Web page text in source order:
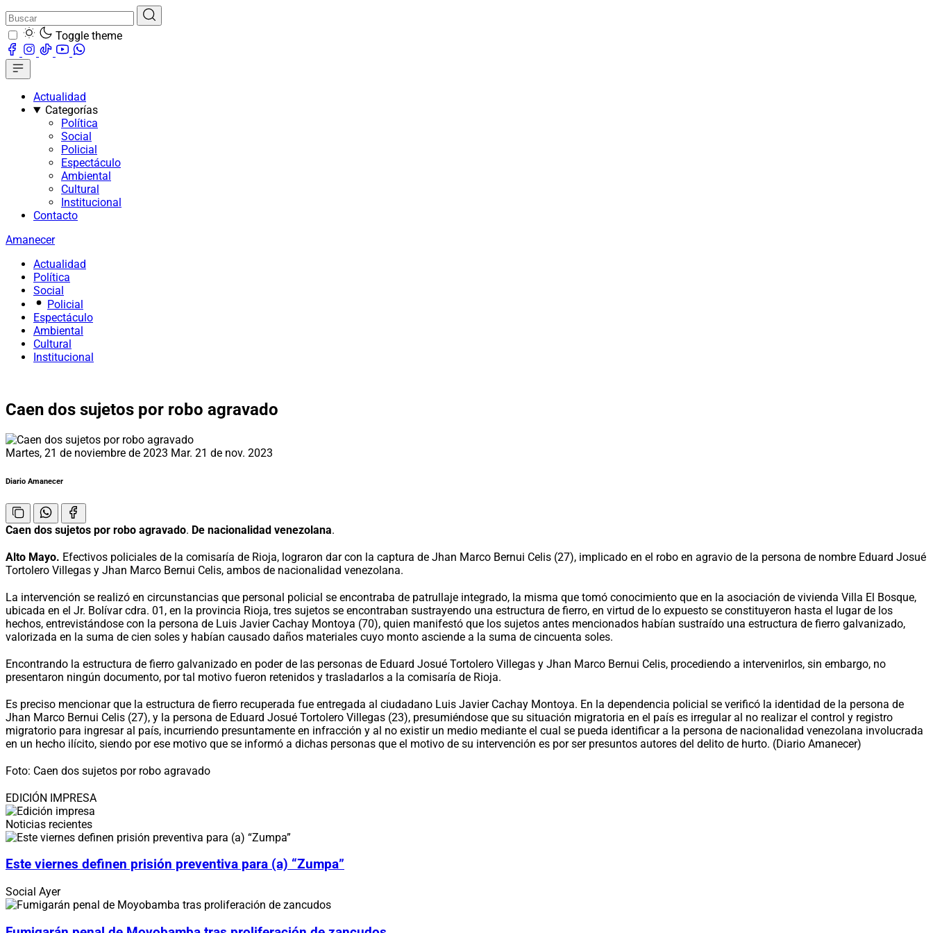
Toggle theme
Actualidad
Categorías
Política
Social
Policial
Espectáculo
Ambiental
Cultural
Institucional
Contacto
Amanecer
Actualidad
Política
Social
Policial
Espectáculo
Ambiental
Cultural
Institucional
Caen dos sujetos por robo agravado
Martes, 21 de noviembre de 2023 Mar. 21 de nov. 2023
Diario Amanecer
Caen dos sujetos por robo agravado. De nacionalidad venezolana.
Alto Mayo. Efectivos policiales de la comisaría de Rioja, lograron dar con la captura de Jhan Marco Bernui Celis (27), implicado en el robo en agravio de la persona de nombre Eduard Josué
Tortolero Villegas y Jhan Marco Bernui Celis, ambos de nacionalidad venezolana.
La intervención se realizó en circunstancias que personal policial se encontraba de patrullaje integrado, la misma que tomó conocimiento que en la asociación de vivienda Villa El Bosque,
ubicada en el Jr. Bolívar cdra. 01, en la provincia Rioja, tres sujetos se encontraban sustrayendo una estructura de fierro, en virtud de lo expuesto se constituyeron hasta el lugar de los
hechos, entrevistándose con la persona de Luis Javier Cachay Montoya (70), quien manifestó que los sujetos antes mencionados habían sustraído una estructura de fierro galvanizado,
valorizada en la suma de cien soles y habían causado daños materiales cuyo monto asciende a la suma de cincuenta soles.
Encontrando la estructura de fierro galvanizado en poder de las personas de Eduard Josué Tortolero Villegas y Jhan Marco Bernui Celis, procediendo a intervenirlos, sin embargo, no
presentaron ningún documento, por tal motivo fueron retenidos y trasladarlos a la comisaría de Rioja.
Es preciso mencionar que la estructura de fierro recuperada fue entregada al ciudadano Luis Javier Cachay Montoya. En la dependencia policial se verificó la identidad de la persona de
Jhan Marco Bernui Celis (27), y la persona de Eduard Josué Tortolero Villegas (23), presumiéndose que su situación migratoria en el país es irregular al no realizar el control y registro
migratorio para ingresar al país, incurriendo presuntamente en infracción y al no existir un medio mediante el cual se pueda identificar a la persona de nacionalidad venezolana involucrada
en un hecho ilícito, siendo por ese motivo que se informó a dichas personas que el motivo de su intervención es por ser presuntos autores del delito de hurto. (Diario Amanecer)
Foto: Caen dos sujetos por robo agravado
EDICIÓN IMPRESA
Noticias recientes
Este viernes definen prisión preventiva para (a) “Zumpa”
Social Ayer